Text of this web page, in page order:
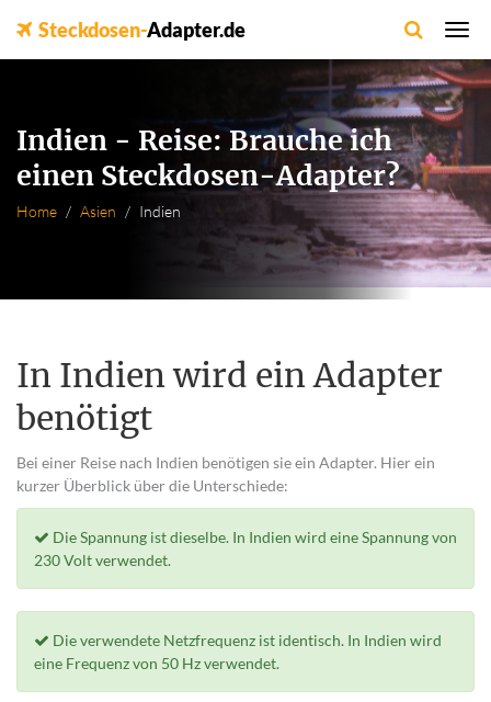
Steckdosen-Adapter.de
Indien - Reise: Brauche ich
einen Steckdosen-Adapter?
Home Asien Indien
In Indien wird ein Adapter
benötigt
Bei einer Reise nach Indien benötigen sie ein Adapter. Hier ein
kurzer Überblick über die Unterschiede:
Die Spannung ist dieselbe. In Indien wird eine Spannung von
230 Volt verwendet.
Die verwendete Netzfrequenz ist identisch. In Indien wird
eine Frequenz von 50 Hz verwendet.